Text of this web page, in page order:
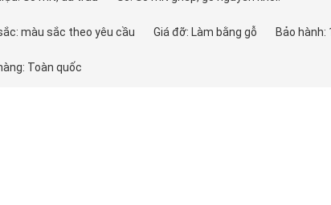
màu sắc theo yêu cầu Giá đỡ: Làm bằng gỗ Bảo hành:
Toàn quốc